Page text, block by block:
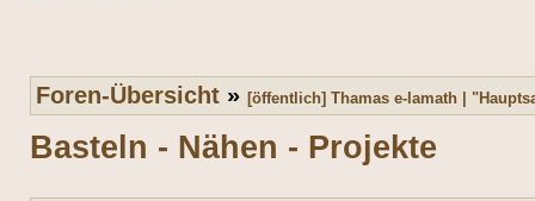
Foren-Übersicht » [öffentlich] Thamas e-lamath |
Basteln - Nähen - Projekte